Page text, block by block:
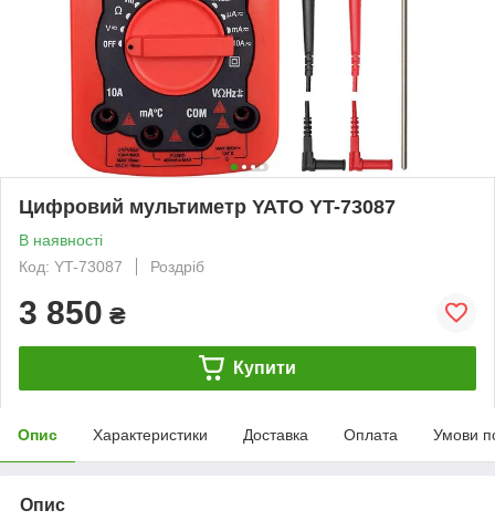
Цифровий мультиметр YATO YT-73087
В наявності
Код: YT-73087
Роздріб
3 850 ₴
Купити
Опис Характеристики Доставка Оплата Умови
Опис